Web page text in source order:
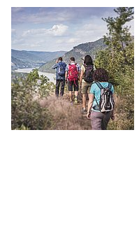
Wirtschaft
Steigerung regionaler